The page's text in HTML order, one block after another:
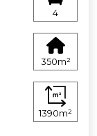
4
350m²
1390m²